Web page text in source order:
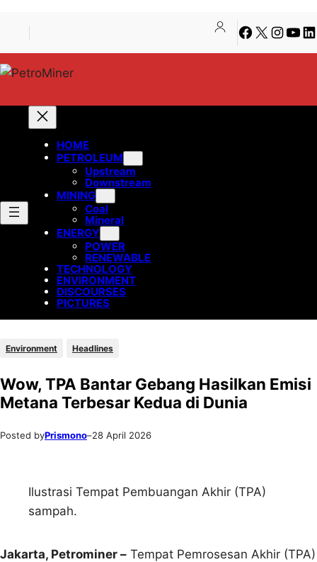
Facebook
X
HOME
PETROLEUM
Upstream
Downstream
MINING
Coal
Mineral
ENERGY
POWER
RENEWABLE
TECHNOLOGY
ENVIRONMENT
DISCOURSES
PICTURES
Environment Headlines
Wow, TPA Bantar Gebang Hasilkan Emisi
Metana Terbesar Kedua di Dunia
Posted byPrismono–28 April 2026
Ilustrasi Tempat Pembuangan Akhir (TPA)
sampah.
Jakarta, Petrominer – Tempat Pemrosesan Akhir (TPA)